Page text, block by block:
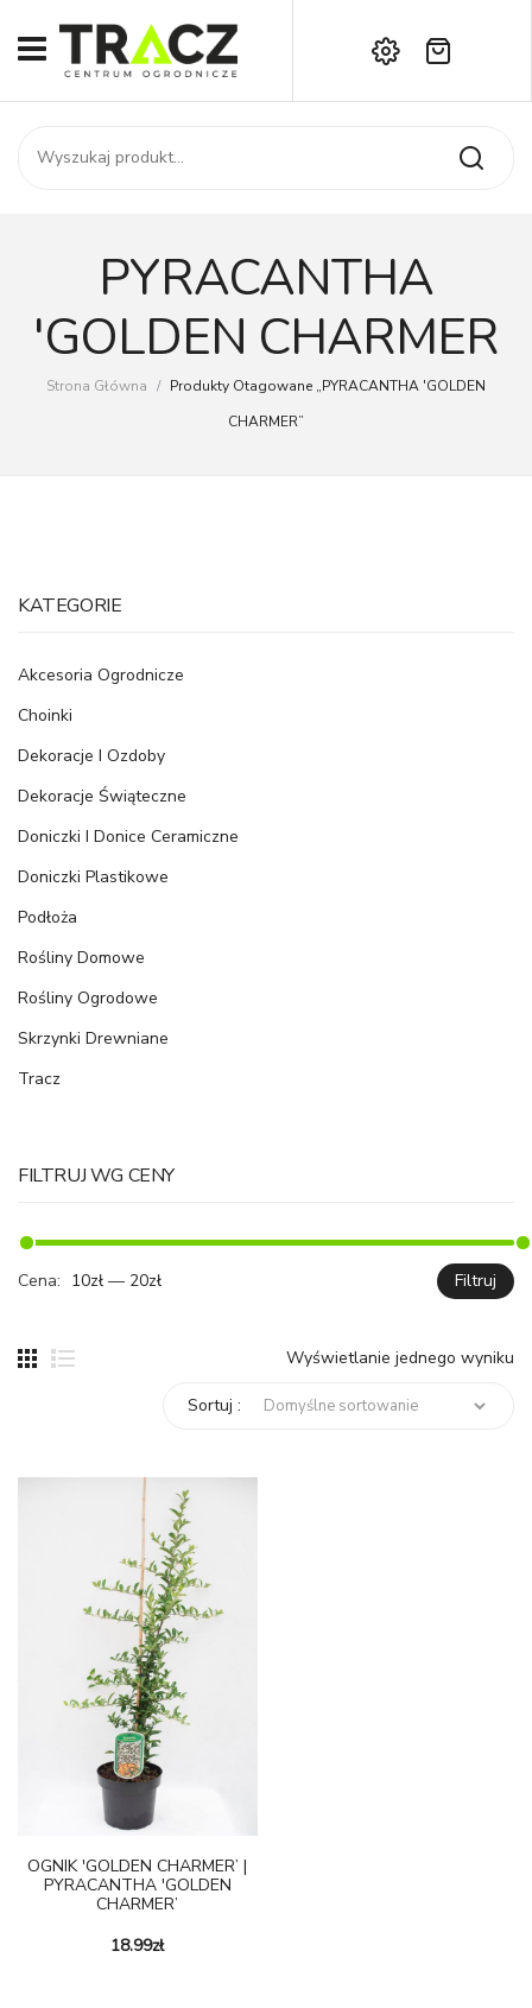
START
SKLEP
AKTUALNOŚCI
KONTAKT
Kontakt
Brak produktów w koszyku.
PYRACANTHA
'GOLDEN CHARMER
Strona Główna / Produkty Otagowane „PYRACANTHA 'GOLDEN
CHARMER”
KATEGORIE
Akcesoria Ogrodnicze
Choinki
Dekoracje I Ozdoby
Dekoracje Świąteczne
Doniczki I Donice Ceramiczne
Doniczki Plastikowe
Podłoża
Rośliny Domowe
Rośliny Ogrodowe
Skrzynki Drewniane
Tracz
FILTRUJ WG CENY
Filtruj
Cena: 10zł — 20zł
Wyświetlanie jednego wyniku
Sortuj :
OGNIK 'GOLDEN CHARMER’ |
PYRACANTHA 'GOLDEN
CHARMER’
18.99zł